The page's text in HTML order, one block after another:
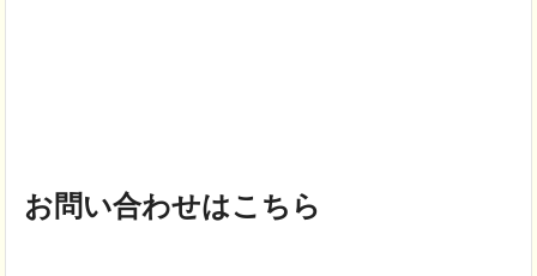
お問い合わせはこちら